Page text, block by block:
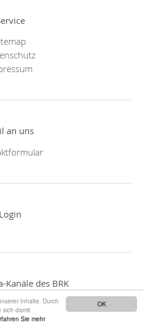
OK
Inhalte. Durch
sich damit
Sie mehr
an uns
Login
Kanäle des BRK